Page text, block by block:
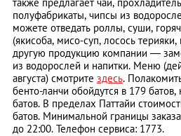
полуфабрикаты, чипсы из
можете отведать роллы, суши,
(якисоба, мисо-суп, лосось
другую продукцию компании —
из водорослей и напитки. Меню
августа) смотрите здесь.
бенто-ланчи обойдутся в 179
батов. В пределах Паттайи
батов. Минимальной границы
до 22:00. Телефон сервиса: 1773.